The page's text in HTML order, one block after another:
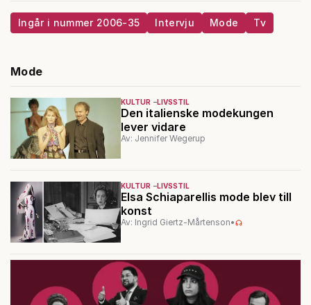
Ingår i nummer 2006-35 Intervju Mode Tv
Mode
KULTUR LIVSSTIL
Den italienske modekungen
lever vidare
Av: Jennifer Wegerup
KULTUR LIVSSTIL
Elsa Schiaparellis mode blev till
konst
Av: Ingrid Giertz-Mårtenson•